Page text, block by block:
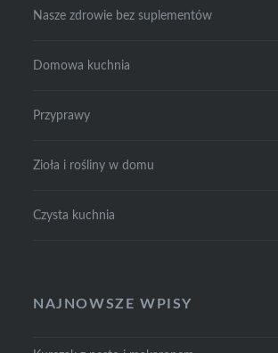
Nasze zdrowie bez suplementów
Domowa kuchnia
Przyprawy
Zioła i rośliny w domu
Czysta kuchnia
NAJNOWSZE WPISY